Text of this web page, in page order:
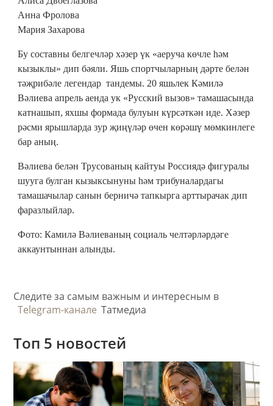
Анна Фролова
Мария Захарова
Бу составны белгечләр хәзер үк «аеруча көчле һәм
кызыклы» дип бәяли. Яшь спортчыларның дәрте белән
тәҗрибәле легендар тандемы. 20 яшьлек Кәмилә
Вәлиева апрель аенда ук «Русский вызов» тамашасында
катнашып, яхшы формада булуын күрсәткән иде. Хәзер
рәсми ярышларда зур җиңүләр өчен көрәшү мөмкинлеге
бар аның.
Вәлиева белән Трусованың кайтуы Россиядә фигуралы
шууга булган кызыксынуны һәм трибуналардагы
тамашачылар санын берничә тапкырга арттырачак дип
фаразлыйлар.
Фото: Камилә Вәлиеваның социаль челтәрләрдәге
аккаунтыннан алынды.
Следите за самым важным и интересным в
Telegram-канале Татмедиа
Топ 5 новостей